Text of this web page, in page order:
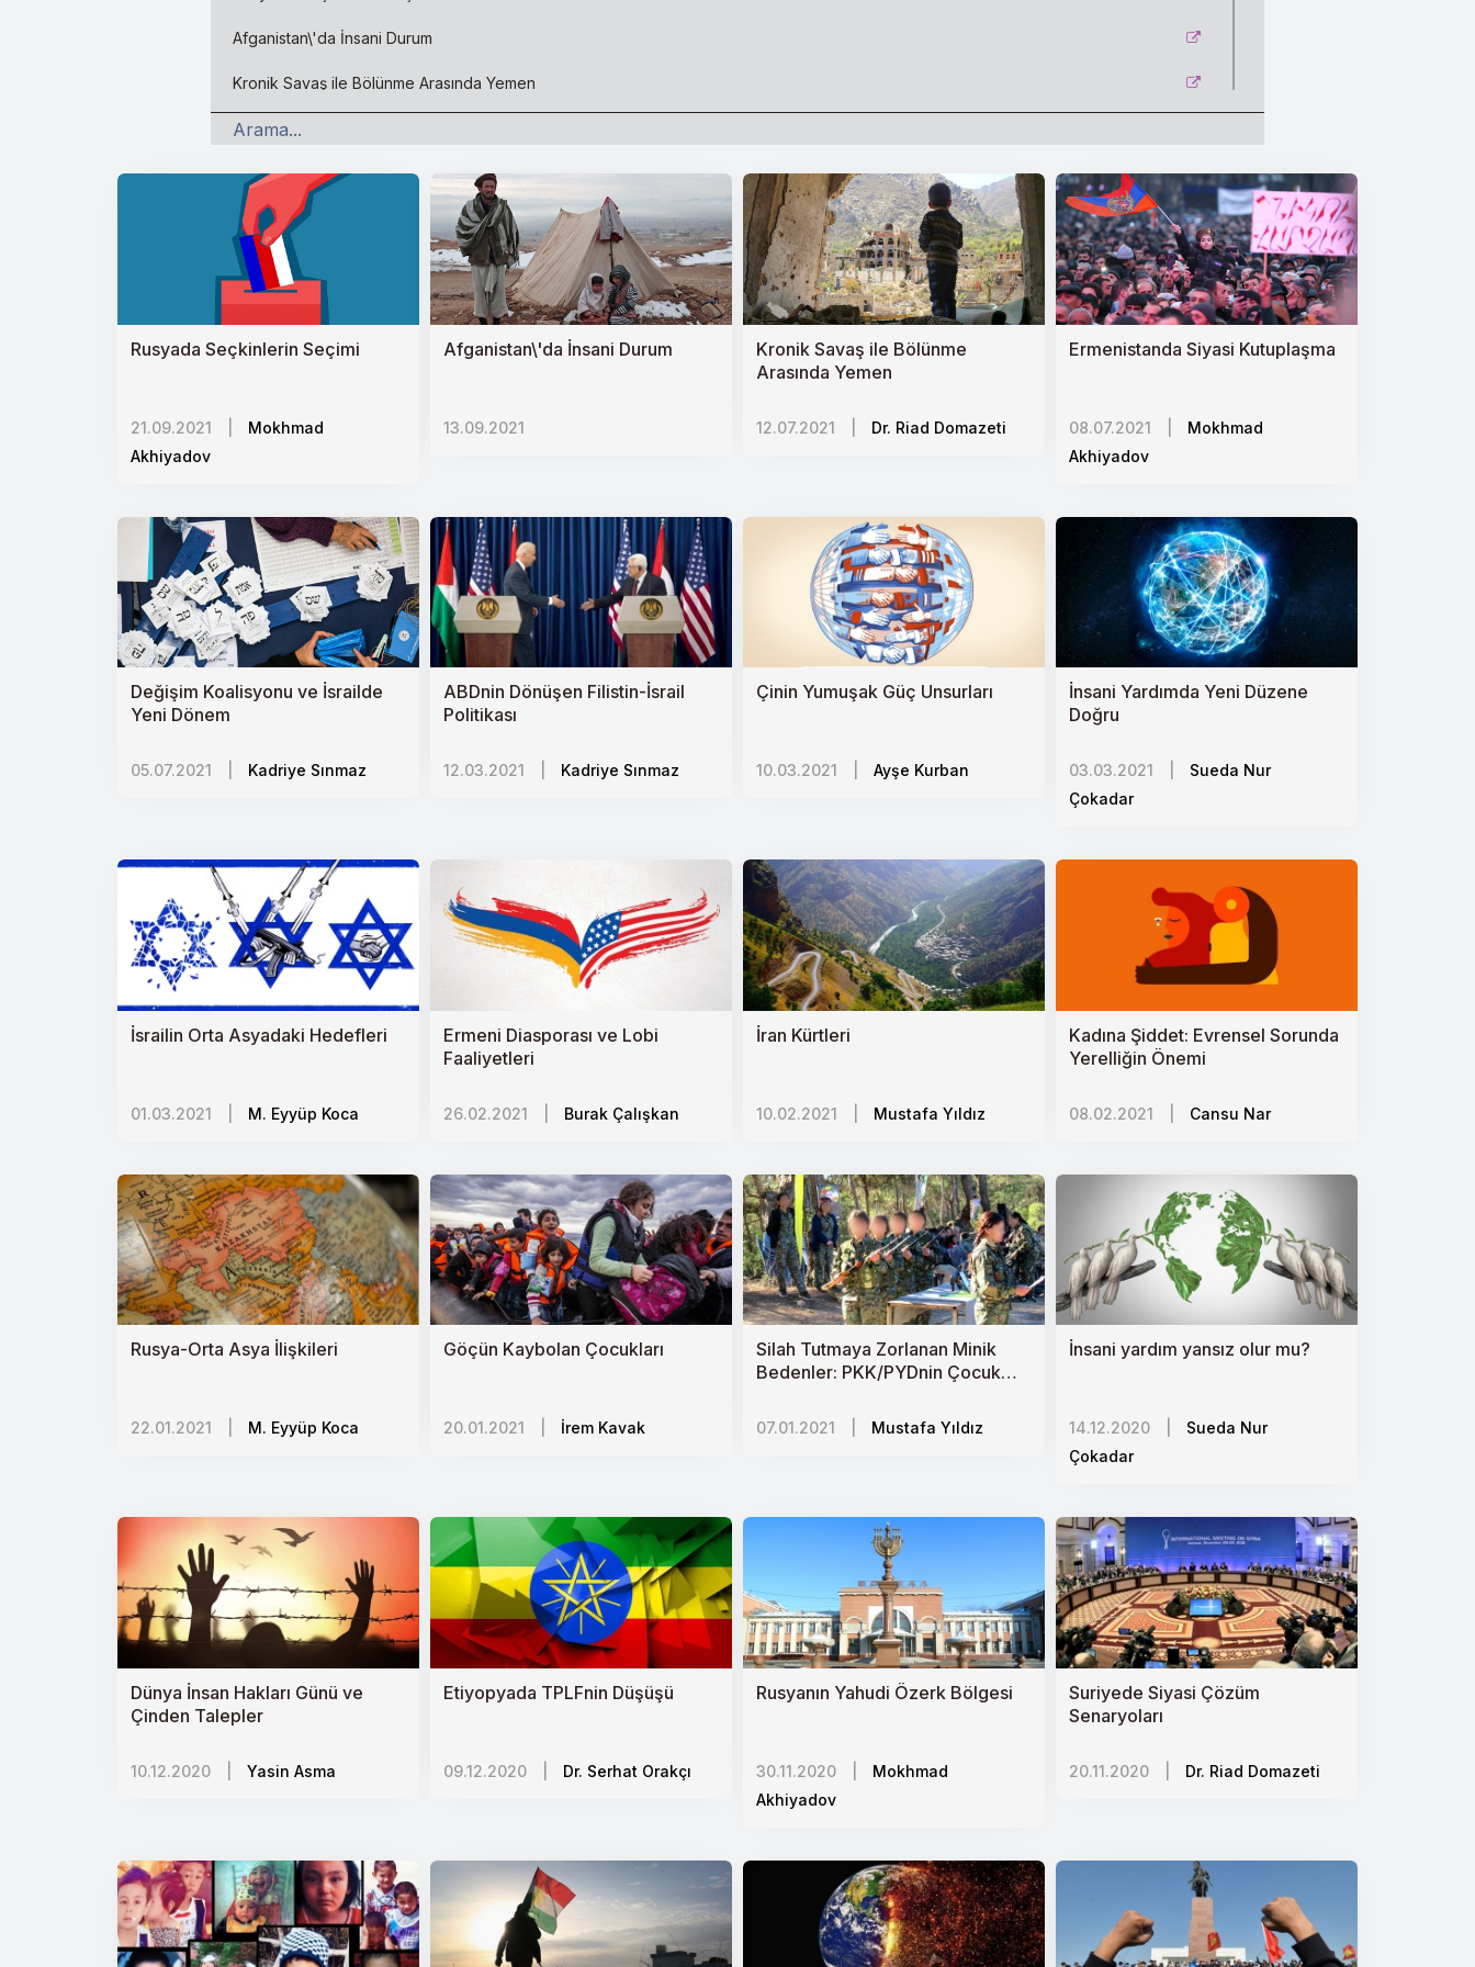
Afganistan\'da İnsani Durum
Kronik Savaş ile Bölünme Arasında Yemen
Ermenistanda Siyasi Kutuplaşma
Değişim Koalisyonu ve İsrailde Yeni Dönem
ABDnin Dönüşen Filistin-İsrail Politikası
Çinin Yumuşak Güç Unsurları
İnsani Yardımda Yeni Düzene Doğru
İsrailin Orta Asyadaki Hedefleri
Rusya-Orta Asya İlişkileri
Göçün Kaybolan Çocukları
Silah Tutmaya Zorlanan Minik Bedenler: PKK/PYDnin Çocuk Askerleri
İnsani yardım yansız olur mu?
Dünya İnsan Hakları Günü ve Çinden Talepler
Doğu Türkistanlı Çocuklar
Kuzey Irakta neler oluyor?
İklim Değişikliği ve Küresel Isınma
Kırgızistan: Kendi Çocuklarını Yiyen Devrim
Avrupanın Sosyal Pandemisi: İslam Karşıtlığı
Küresel Sağlık Sistemi ve Adaletsizlik
Tacikistanda Çin Nüfuzu
Azerbaycan-Ermenistan Çatışması ve Güney Kafkasyada Jeopolitik Dengeler
Sudanı İsrail Eksenine Yakınlaştırma Çabaları
İnsan Ticareti Bağlamında Pedofili
Suriye İçin Uluslararası Fon İhtiyacı ve Küresel Çekişme
‘Rus Dünyası Doktrini ve Dış Politikaya Yansımaları
Türkiye-İsrail Ekonomik İlişkileri (2010-2020)
Türkiye-BAE İlişkilerinde Yol Ayrımı
Sudanda Seküler Geçiş ve Kutuplaşan Toplum
Rusyada İslamofobi
Kazakistanda Etnik Gerilimler ve Bölge İstikrarı
Rusyada Seçkinlerin Seçimi
21.09.2021
Mokhmad
Akhiyadov
Afganistan\'da İnsani Durum
13.09.2021
Kronik Savaş ile Bölünme
Arasında Yemen
12.07.2021 Dr. Riad Domazeti
Ermenistanda Siyasi Kutuplaşma
08.07.2021
Mokhmad
Akhiyadov
Değişim Koalisyonu ve İsrailde
Yeni Dönem
05.07.2021 Kadriye Sınmaz
ABDnin Dönüşen Filistin-İsrail
Politikası
12.03.2021 Kadriye Sınmaz
Çinin Yumuşak Güç Unsurları
10.03.2021 Ayşe Kurban
İnsani Yardımda Yeni Düzene
Doğru
03.03.2021
Sueda Nur
Çokadar
İsrailin Orta Asyadaki Hedefleri
01.03.2021 M. Eyyüp Koca
Ermeni Diasporası ve Lobi
Faaliyetleri
26.02.2021 Burak Çalışkan
İran Kürtleri
10.02.2021 Mustafa Yıldız
Kadına Şiddet: Evrensel Sorunda
Yerelliğin Önemi
08.02.2021 Cansu Nar
Rusya-Orta Asya İlişkileri
22.01.2021 M. Eyyüp Koca
Göçün Kaybolan Çocukları
20.01.2021 İrem Kavak
Silah Tutmaya Zorlanan Minik
Bedenler: PKK/PYDnin Çocuk
07.01.2021 Mustafa Yıldız
İnsani yardım yansız olur mu?
14.12.2020
Sueda Nur
Çokadar
Dünya İnsan Hakları Günü ve
Çinden Talepler
10.12.2020 Yasin Asma
Etiyopyada TPLFnin Düşüşü
09.12.2020 Dr. Serhat Orakçı
Rusyanın Yahudi Özerk Bölgesi
30.11.2020
Mokhmad
Akhiyadov
Suriyede Siyasi Çözüm
Senaryoları
20.11.2020 Dr. Riad Domazeti